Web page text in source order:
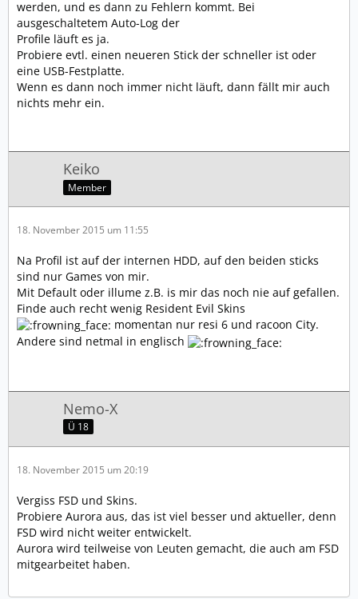
werden, und es dann zu Fehlern kommt. Bei
ausgeschaltetem Auto-Log der
Profile läuft es ja.
Probiere evtl. einen neueren Stick der schneller ist oder
eine USB-Festplatte.
Wenn es dann noch immer nicht läuft, dann fällt mir auch
nichts mehr ein.
Keiko
Member
18. November 2015 um 11:55
Na Profil ist auf der internen HDD, auf den beiden sticks
sind nur Games von mir.
Mit Default oder illume z.B. is mir das noch nie auf gefallen.
Finde auch recht wenig Resident Evil Skins
momentan nur resi 6 und racoon City.
Andere sind netmal in englisch
Nemo-X
Ü 18
18. November 2015 um 20:19
Vergiss FSD und Skins.
Probiere Aurora aus, das ist viel besser und aktueller, denn
FSD wird nicht weiter entwickelt.
Aurora wird teilweise von Leuten gemacht, die auch am FSD
mitgearbeitet haben.